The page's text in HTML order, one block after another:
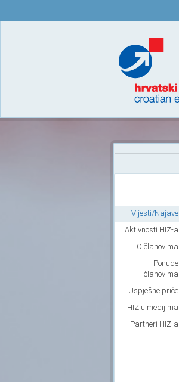
Vijesti/Najave
Aktivnosti HIZ-a
O članovima
Ponude
članovima
Uspješne priče
HIZ u medijima
Partneri HIZ-a